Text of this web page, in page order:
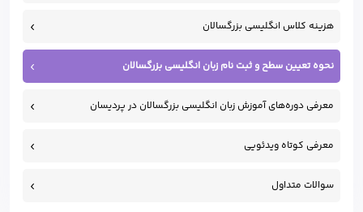
هزینه کلاس انگلیسی بزرگسالان
نحوه تعیین سطح و ثبت نام زبان انگلیسی بزرگسالان
معرفی دوره‌های آموزش زبان انگلیسی بزرگسالان در پردیسان
معرفی کوتاه ویدئویی
سوالات متداول